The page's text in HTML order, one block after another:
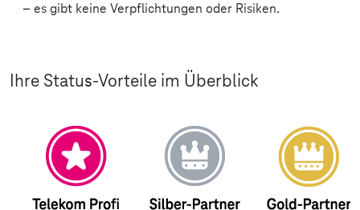
– es gibt keine Verpflichtungen oder Risiken.
Ihre Status-Vorteile im Überblick